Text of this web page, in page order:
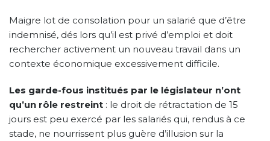
Maigre lot de consolation pour un salarié que d’être
indemnisé, dés lors qu’il est privé d’emploi et doit
rechercher activement un nouveau travail dans un
contexte économique excessivement difficile.
Les garde-fous institués par le législateur n’ont
qu’un rôle restreint : le droit de rétractation de 15
jours est peu exercé par les salariés qui, rendus à ce
stade, ne nourrissent plus guère d’illusion sur la